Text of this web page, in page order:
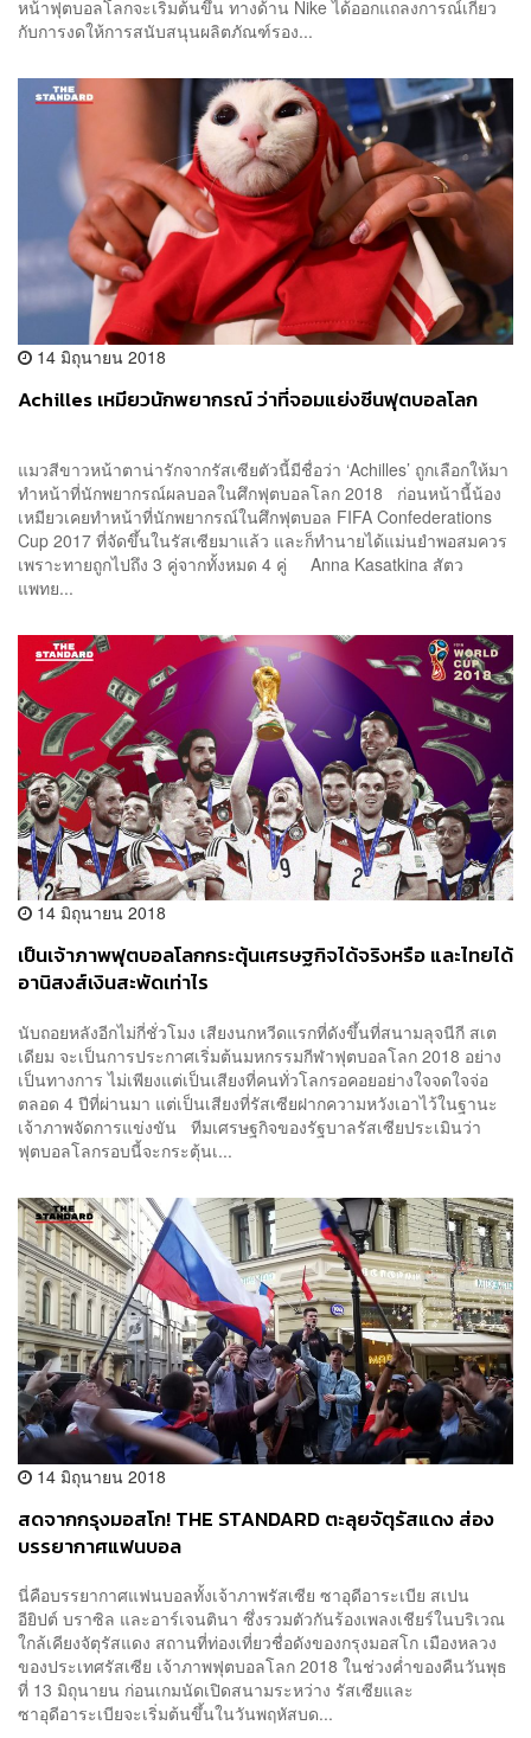
หน้าฟุตบอลโลกจะเริ่มต้นขึ้น ทางด้าน Nike ได้ออกแถลงการณ์เกี่ยว
กับการงดให้การสนับสนุนผลิตภัณฑ์รอง...
14 มิถุนายน 2018
Achilles เหมียวนักพยากรณ์ ว่าที่จอมแย่งซีนฟุตบอลโลก
แมวสีขาวหน้าตาน่ารักจากรัสเซียตัวนี้มีชื่อว่า ‘Achilles’ ถูกเลือกให้มา
ทำหน้าที่นักพยากรณ์ผลบอลในศึกฟุตบอลโลก 2018 ก่อนหน้านี้น้อง
เหมียวเคยทำหน้าที่นักพยากรณ์ในศึกฟุตบอล FIFA Confederations
Cup 2017 ที่จัดขึ้นในรัสเซียมาแล้ว และก็ทำนายได้แม่นยำพอสมควร
เพราะทายถูกไปถึง 3 คู่จากทั้งหมด 4 คู่ Anna Kasatkina สัตว
แพทย...
14 มิถุนายน 2018
เป็นเจ้าภาพฟุตบอลโลกกระตุ้นเศรษฐกิจได้จริงหรือ และไทยได้
อานิสงส์เงินสะพัดเท่าไร
นับถอยหลังอีกไม่กี่ชั่วโมง เสียงนกหวีดแรกที่ดังขึ้นที่สนามลุจนีกี สเต
เดียม จะเป็นการประกาศเริ่มต้นมหกรรมกีฬาฟุตบอลโลก 2018 อย่าง
เป็นทางการ ไม่เพียงแต่เป็นเสียงที่คนทั่วโลกรอคอยอย่างใจจดใจจ่อ
ตลอด 4 ปีที่ผ่านมา แต่เป็นเสียงที่รัสเซียฝากความหวังเอาไว้ในฐานะ
เจ้าภาพจัดการแข่งขัน ทีมเศรษฐกิจของรัฐบาลรัสเซียประเมินว่า
ฟุตบอลโลกรอบนี้จะกระตุ้นเ...
14 มิถุนายน 2018
สดจากกรุงมอสโก! THE STANDARD ตะลุยจัตุรัสแดง ส่อง
บรรยากาศแฟนบอล
นี่คือบรรยากาศ​แฟนบอลทั้งเจ้าภาพรัสเซีย ซาอุดีอาระเบีย​ สเปน
อียิปต์​ บราซิล และอาร์เจนตินา ซึ่งรวมตัวกันร้องเพลงเชียร์ในบริเวณ​
ใกล้เคียงจัตุรัสแดง สถานที่ท่องเที่ยว​ชื่อดังของกรุงมอสโก เมืองหลวง
ของประเทศรัสเซีย เจ้าภาพฟุตบอลโลก 2018 ในช่วงค่ำของคืนวันพุธ
ที่ 13 มิถุนายน​ ก่อนเกมนัดเปิดสนามระหว่าง รัสเซียและ
ซาอุดีอาระเบีย​จะเริ่มต้นขึ้นในวันพฤหัสบ​ด...